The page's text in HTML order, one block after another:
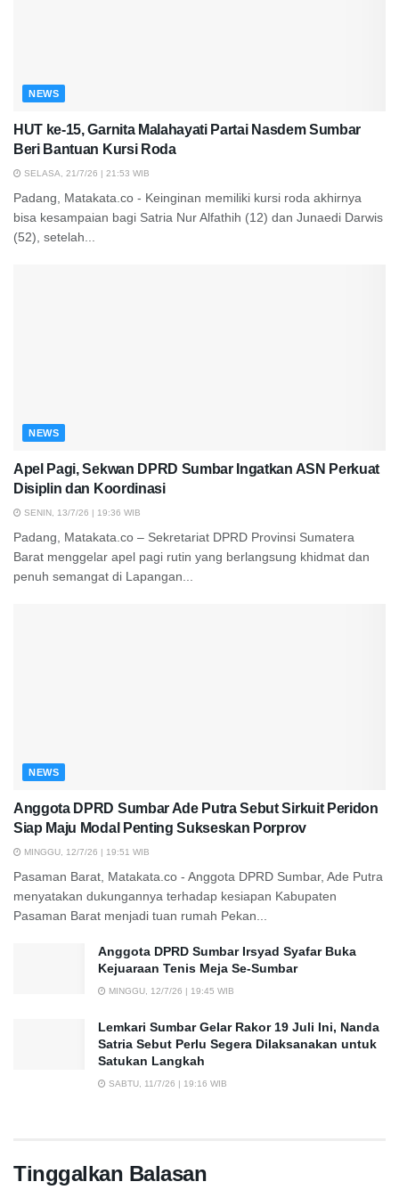
NEWS
HUT ke-15, Garnita Malahayati Partai Nasdem Sumbar
Beri Bantuan Kursi Roda
SELASA, 21/7/26 | 21:53 WIB
Padang, Matakata.co - Keinginan memiliki kursi roda akhirnya
bisa kesampaian bagi Satria Nur Alfathih (12) dan Junaedi Darwis
(52), setelah...
NEWS
Apel Pagi, Sekwan DPRD Sumbar Ingatkan ASN Perkuat
Disiplin dan Koordinasi
SENIN, 13/7/26 | 19:36 WIB
Padang, Matakata.co – Sekretariat DPRD Provinsi Sumatera
Barat menggelar apel pagi rutin yang berlangsung khidmat dan
penuh semangat di Lapangan...
NEWS
Anggota DPRD Sumbar Ade Putra Sebut Sirkuit Peridon
Siap Maju Modal Penting Sukseskan Porprov
MINGGU, 12/7/26 | 19:51 WIB
Pasaman Barat, Matakata.co - Anggota DPRD Sumbar, Ade Putra
menyatakan dukungannya terhadap kesiapan Kabupaten
Pasaman Barat menjadi tuan rumah Pekan...
Anggota DPRD Sumbar Irsyad Syafar Buka
Kejuaraan Tenis Meja Se-Sumbar
MINGGU, 12/7/26 | 19:45 WIB
Lemkari Sumbar Gelar Rakor 19 Juli Ini, Nanda
Satria Sebut Perlu Segera Dilaksanakan untuk
Satukan Langkah
SABTU, 11/7/26 | 19:16 WIB
Tinggalkan Balasan